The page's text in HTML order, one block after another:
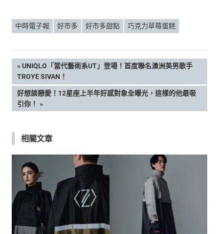
中時電子報 好市多 好市多甜點 巧克力草莓蛋糕
文
章
導
覽
PREVIOUS
POST:
UNIQLO「當代藝術系UT」登場！首度聯名澳洲美男歌手
TROYE SIVAN！
NEXT
POST:
好想談戀愛！12星座上半年好感對象全曝光，這樣的他最吸
引你！
相關文章